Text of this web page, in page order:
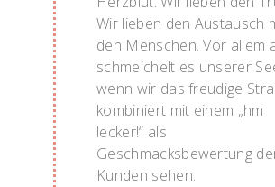
Wir lieben den Austausch
den Menschen. Vor allem
schmeichelt es unserer
wenn wir das freudige
kombiniert mit einem „hm
lecker!“ als
Geschmacksbewertung
Kunden sehen.